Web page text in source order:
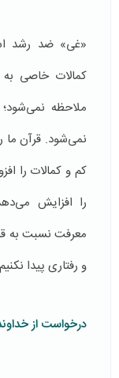
«غی» ضد رشد
کمالات خاصی
ملاحظه
نمی‌شود. قرآن ما
کم و کمالات را
را افزایش
معرفت نسبت به
و رفتاری پیدا
درخواست از